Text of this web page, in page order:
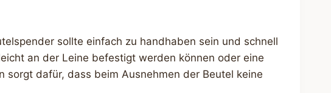
sollte einfach zu handhaben sein und schnell
an der Leine befestigt werden können oder eine
sorgt dafür, dass beim Ausnehmen der Beutel keine